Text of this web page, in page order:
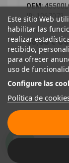
OEM:
ID:1267073
48,00 € Sin
58,08 €
Este sitio Web
habilitar las
realizar
recibido,
para ofrecer
uso de
Configure las
Política de